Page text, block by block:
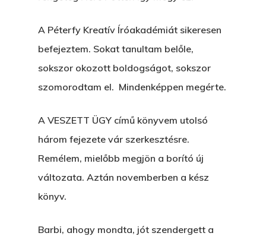
A Péterfy Kreatív Íróakadémiát sikeresen
befejeztem. Sokat tanultam belőle,
sokszor okozott boldogságot, sokszor
szomorodtam el. Mindenképpen megérte.
A VESZETT ÜGY című könyvem utolsó
három fejezete vár szerkesztésre.
Remélem, mielőbb megjön a borító új
változata. Aztán novemberben a kész
könyv.
Barbi, ahogy mondta, jót szendergett a